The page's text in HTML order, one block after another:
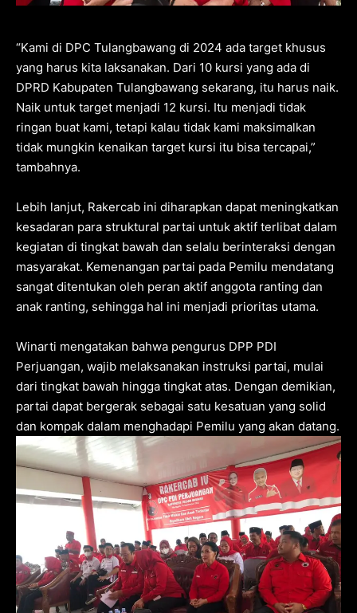
“Kami di DPC Tulangbawang di 2024 ada target khusus
yang harus kita laksanakan. Dari 10 kursi yang ada di
DPRD Kabupaten Tulangbawang sekarang, itu harus naik.
Naik untuk target menjadi 12 kursi. Itu menjadi tidak
ringan buat kami, tetapi kalau tidak kami maksimalkan
tidak mungkin kenaikan target kursi itu bisa tercapai,”
tambahnya.
Lebih lanjut, Rakercab ini diharapkan dapat meningkatkan
kesadaran para struktural partai untuk aktif terlibat dalam
kegiatan di tingkat bawah dan selalu berinteraksi dengan
masyarakat. Kemenangan partai pada Pemilu mendatang
sangat ditentukan oleh peran aktif anggota ranting dan
anak ranting, sehingga hal ini menjadi prioritas utama.
Winarti mengatakan bahwa pengurus DPP PDI
Perjuangan, wajib melaksanakan instruksi partai, mulai
dari tingkat bawah hingga tingkat atas. Dengan demikian,
partai dapat bergerak sebagai satu kesatuan yang solid
dan kompak dalam menghadapi Pemilu yang akan datang.